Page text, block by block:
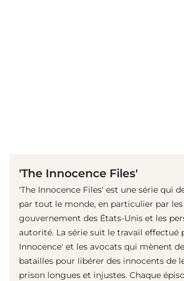
'The Innocence Files'
'The Innocence Files' est une série qui
par tout le monde, en particulier par
gouvernement des États-Unis et les
autorité. La série suit le travail effectué
Innocence' et les avocats qui mènent
batailles pour libérer des innocents de
prison longues et injustes. Chaque